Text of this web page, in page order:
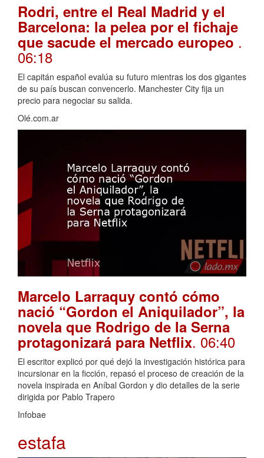
Rodri, entre el Real Madrid y el
Barcelona: la pelea por el fichaje
que sacude el mercado europeo .
06:18
El capitán español evalúa su futuro mientras los dos gigantes
de su país buscan convencerlo. Manchester City fija un
precio para negociar su salida.
Olé.com.ar
Marcelo Larraquy contó cómo
nació “Gordon el Aniquilador”, la
novela que Rodrigo de la Serna
protagonizará para Netflix. 06:40
El escritor explicó por qué dejó la investigación histórica para
incursionar en la ficción, repasó el proceso de creación de la
novela inspirada en Aníbal Gordon y dio detalles de la serie
dirigida por Pablo Trapero
Infobae
estafa